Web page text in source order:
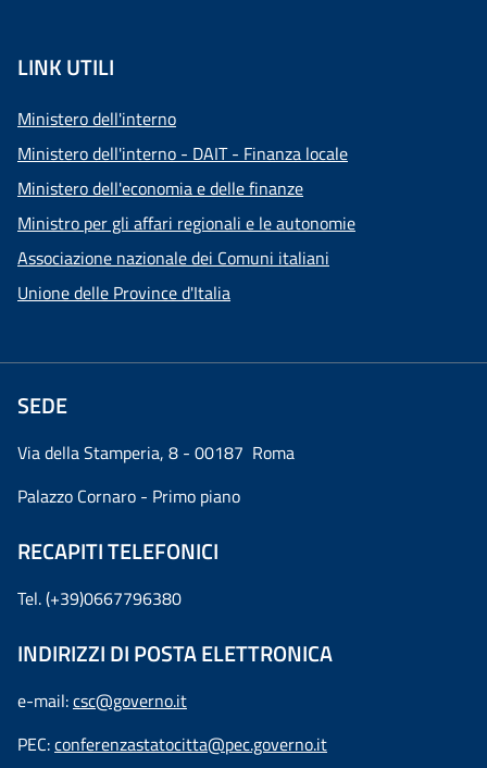
LINK UTILI
Ministero dell'interno
Ministero dell'interno - DAIT - Finanza locale
Ministero dell'economia e delle finanze
Ministro per gli affari regionali e le autonomie
Associazione nazionale dei Comuni italiani
Unione delle Province d'Italia
SEDE
Via della Stamperia, 8 - 00187 Roma
Palazzo Cornaro - Primo piano
RECAPITI TELEFONICI
Tel. (+39)0667796380
INDIRIZZI DI POSTA ELETTRONICA
e-mail:csc@governo.it
PEC:conferenzastatocitta@pec.governo.it